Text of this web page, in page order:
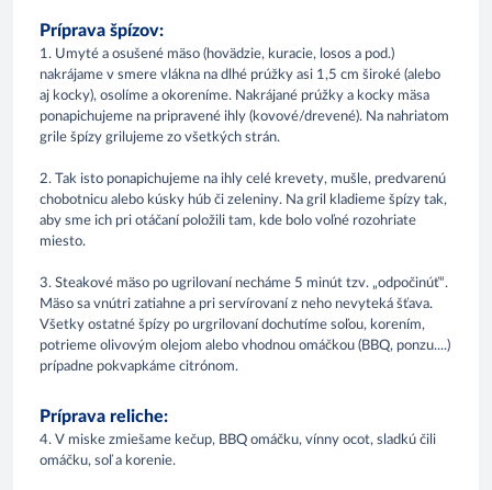
Príprava špízov:
1. Umyté a osušené mäso (hovädzie, kuracie, losos a pod.)
nakrájame v smere vlákna na dlhé prúžky asi 1,5 cm široké (alebo
aj kocky), osolíme a okoreníme. Nakrájané prúžky a kocky mäsa
ponapichujeme na pripravené ihly (kovové/drevené). Na nahriatom
grile špízy grilujeme zo všetkých strán.
2. Tak isto ponapichujeme na ihly celé krevety, mušle, predvarenú
chobotnicu alebo kúsky húb či zeleniny. Na gril kladieme špízy tak,
aby sme ich pri otáčaní položili tam, kde bolo voľné rozohriate
miesto.
3. Steakové mäso po ugrilovaní necháme 5 minút tzv. „odpočinúť“.
Mäso sa vnútri zatiahne a pri servírovaní z neho nevyteká šťava.
Všetky ostatné špízy po urgrilovaní dochutíme soľou, korením,
potrieme olivovým olejom alebo vhodnou omáčkou (BBQ, ponzu....)
prípadne pokvapkáme citrónom.
Príprava reliche:
4. V miske zmiešame kečup, BBQ omáčku, vínny ocot, sladkú čili
omáčku, soľ a korenie.